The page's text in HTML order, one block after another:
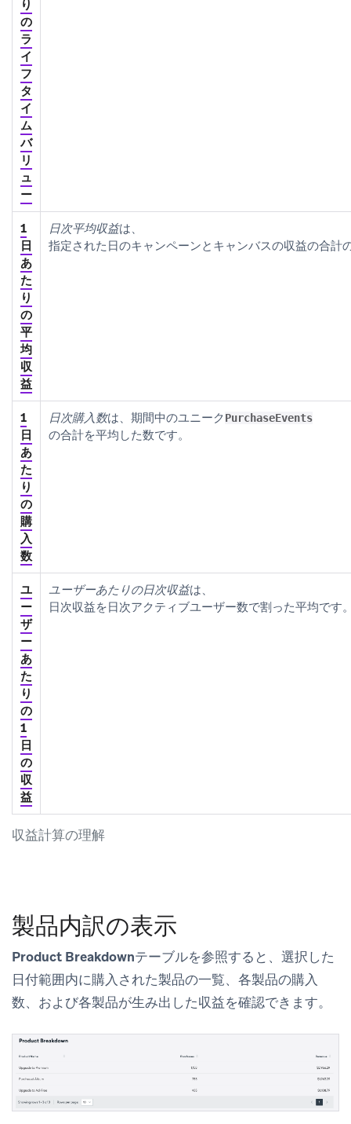
収益計算の理解
り
の
ラ
イ
フ
タ
イ
ム
バ
リ
ュ
ー
1
日
あ
た
り
の
平
均
収
益
日次平均収益は、
指定された日のキャンペーンとキャンバスの収益の合計
1
日
あ
た
り
の
購
入
数
日次購入数は、期間中のユニークPurchaseEvents
の合計を平均した数です。
ユ
ー
ザ
ー
あ
た
り
の
1
日
の
収
益
ユーザーあたりの日次収益は、
日次収益を日次アクティブユーザー数で割った平均です
製品内訳の表示
Product Breakdownテーブルを参照すると、選択した
日付範囲内に購入された製品の一覧、各製品の購入
数、および各製品が生み出した収益を確認できます。